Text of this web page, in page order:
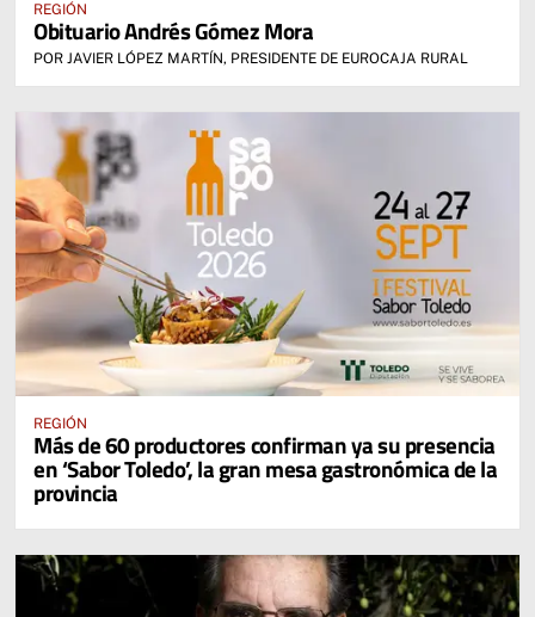
REGIÓN
Obituario Andrés Gómez Mora
POR JAVIER LÓPEZ MARTÍN, PRESIDENTE DE EUROCAJA RURAL
REGIÓN
Más de 60 productores confirman ya su presencia
en ‘Sabor Toledo’, la gran mesa gastronómica de la
provincia